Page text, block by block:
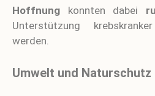
Hoffnung konnten dabei
Unterstützung
werden.
Umwelt und Naturschutz